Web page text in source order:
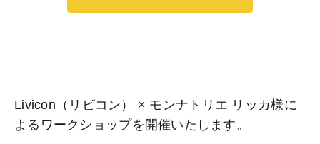
Livicon（リビコン） × モンナトリエ リッカ様に
よるワークショップを開催いたします。